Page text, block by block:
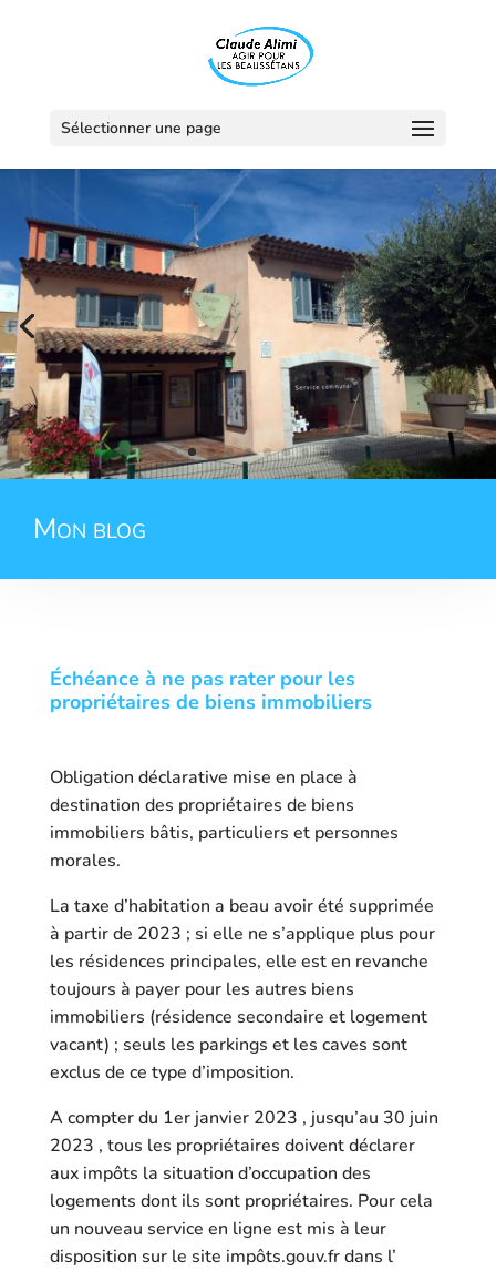
Sélectionner une page
Mon blog
Échéance à ne pas rater pour les
propriétaires de biens immobiliers
Obligation déclarative mise en place à
destination des propriétaires de biens
immobiliers bâtis, particuliers et personnes
morales.
La taxe d’habitation a beau avoir été supprimée
à partir de 2023 ; si elle ne s’applique plus pour
les résidences principales, elle est en revanche
toujours à payer pour les autres biens
immobiliers (résidence secondaire et logement
vacant) ; seuls les parkings et les caves sont
exclus de ce type d’imposition.
A compter du 1er janvier 2023 , jusqu’au 30 juin
2023 , tous les propriétaires doivent déclarer
aux impôts la situation d’occupation des
logements dont ils sont propriétaires. Pour cela
un nouveau service en ligne est mis à leur
disposition sur le site impôts.gouv.fr dans l’